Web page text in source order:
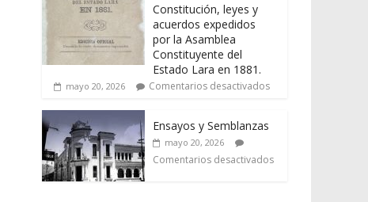
Constitución, leyes y
acuerdos expedidos
por la Asamblea
Constituyente del
Estado Lara en 1881.
mayo 20, 2026 Comentarios desactivados
Ensayos y Semblanzas
mayo 20, 2026
Comentarios desactivados